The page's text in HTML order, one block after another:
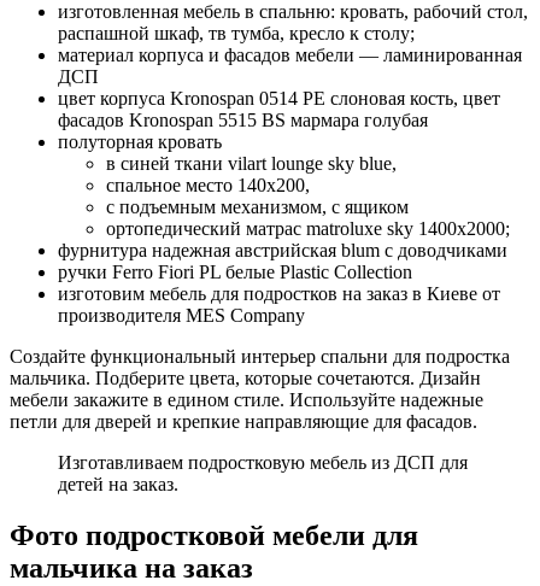
изготовленная мебель в спальню: кровать, рабочий стол,
распашной шкаф, тв тумба, кресло к столу;
материал корпуса и фасадов мебели — ламинированная
ДСП
цвет корпуса Kronospan 0514 PE слоновая кость, цвет
фасадов Kronospan 5515 BS мармара голубая
полуторная кровать
в синей ткани vilart lounge sky blue,
спальное место 140х200,
с подъемным механизмом, с ящиком
ортопедический матрас matroluxe sky 1400х2000;
фурнитура надежная австрийская blum с доводчиками
ручки Ferro Fiori PL белые Plastic Collection
изготовим мебель для подростков на заказ в Киеве от
производителя MES Company
Создайте функциональный интерьер спальни для подростка
мальчика. Подберите цвета, которые сочетаются. Дизайн
мебели закажите в едином стиле. Используйте надежные
петли для дверей и крепкие направляющие для фасадов.
Изготавливаем подростковую мебель из ДСП для
детей на заказ.
Фото подростковой мебели для
мальчика на заказ